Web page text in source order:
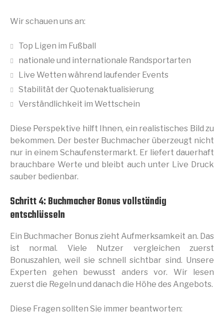
Wir schauen uns an:
Top Ligen im Fußball
nationale und internationale Randsportarten
Live Wetten während laufender Events
Stabilität der Quotenaktualisierung
Verständlichkeit im Wettschein
Diese Perspektive hilft Ihnen, ein realistisches Bild zu
bekommen. Der bester Buchmacher überzeugt nicht
nur in einem Schaufenstermarkt. Er liefert dauerhaft
brauchbare Werte und bleibt auch unter Live Druck
sauber bedienbar.
Schritt 4: Buchmacher Bonus vollständig
entschlüsseln
Ein Buchmacher Bonus zieht Aufmerksamkeit an. Das
ist normal. Viele Nutzer vergleichen zuerst
Bonuszahlen, weil sie schnell sichtbar sind. Unsere
Experten gehen bewusst anders vor. Wir lesen
zuerst die Regeln und danach die Höhe des Angebots.
Diese Fragen sollten Sie immer beantworten: